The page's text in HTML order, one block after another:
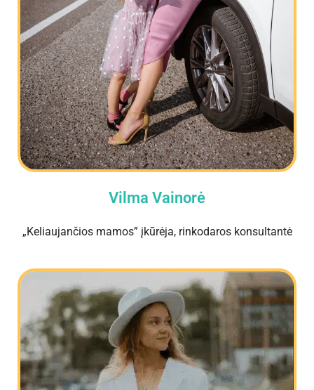
Vilma Vainorė
„Keliaujančios mamos” įkūrėja, rinkodaros konsultantė